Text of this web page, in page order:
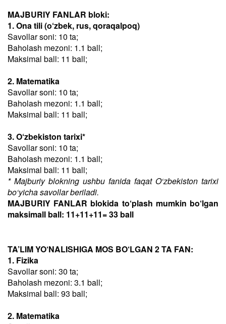
MAJBURIY FANLAR bloki:
1. Ona tili (o‘zbek, rus, qoraqalpoq)
Savollar soni: 10 ta;
Baholash mezoni: 1.1 ball;
Maksimal ball: 11 ball;
2. Matematika
Savollar soni: 10 ta;
Baholash mezoni: 1.1 ball;
Maksimal ball: 11 ball;
3. O‘zbekiston tarixi*
Savollar soni: 10 ta;
Baholash mezoni: 1.1 ball;
Maksimal ball: 11 ball;
* Majburiy blokning ushbu fanida faqat O‘zbekiston tarixi
bo‘yicha savollar beriladi.
MAJBURIY FANLAR blokida to‘plash mumkin bo‘lgan
maksimall ball: 11+11+11= 33 ball
TA’LIM YO‘NALISHIGA MOS BO‘LGAN 2 TA FAN:
1. Fizika
Savollar soni: 30 ta;
Baholash mezoni: 3.1 ball;
Maksimal ball: 93 ball;
2. Matematika